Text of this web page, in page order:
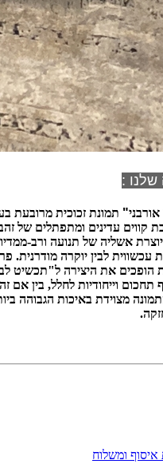
שלנו :
" תמונת זכוכית מרובעת
קווים עדינים ומתפתלים של
אשליה של תנועה ורב-
עכשווית לבין יוקרה מודרנית.
הופכים את היצירה ל"תכשיט
תחכום וייחודיות לחלל, בין אם
מצוידת באיכות הגבוהה
איסוף ומשלוח